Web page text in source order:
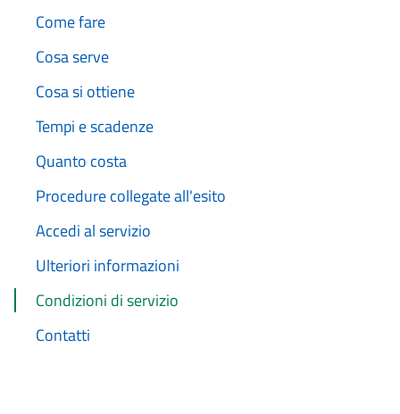
Come fare
Cosa serve
Cosa si ottiene
Tempi e scadenze
Quanto costa
Procedure collegate all'esito
Accedi al servizio
Ulteriori informazioni
Condizioni di servizio
Contatti